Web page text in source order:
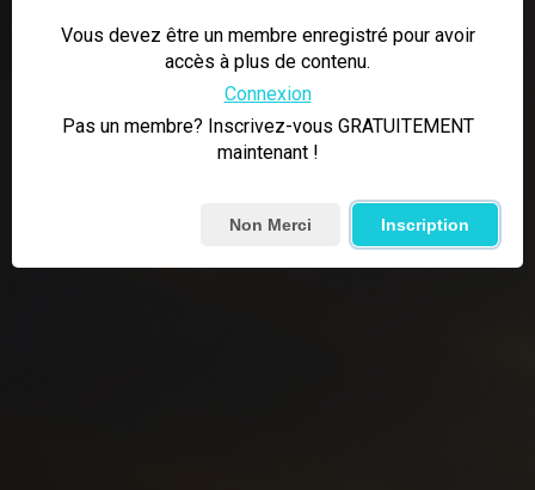
Vous devez être un membre enregistré pour avoir
accès à plus de contenu.
Connexion
Pas un membre? Inscrivez-vous GRATUITEMENT
maintenant !
Non Merci Inscription